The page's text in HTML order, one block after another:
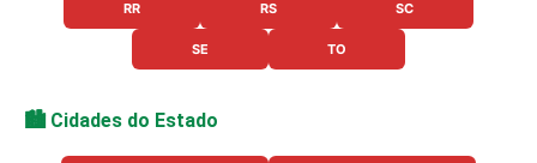
RR RS SC
SE TO
🏙️ Cidades do Estado